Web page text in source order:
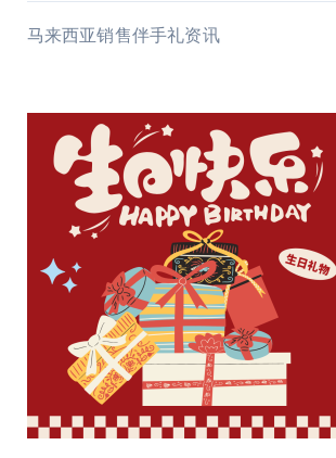
马来西亚销售伴手礼资讯